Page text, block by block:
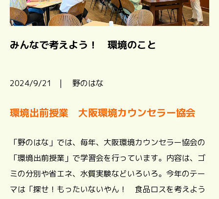
みんなで考えよう！ 環境のこと
2024/9/21 | 野のはな
環境出前授業 大阪環境カウンセラー協会
「野のはな」では、毎年、大阪環境カウンセラー協会の
「環境出前授業」で学習会を行っています。内容は、ゴ
ミの分別や省エネ、水質実験などいろいろ。今年のテー
マは「探せ！もったいないやん！ 食品ロスを考えよう